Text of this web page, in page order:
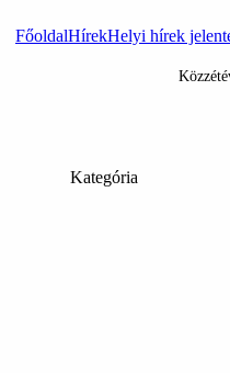
FőoldalHírekHelyi hírek
Kategória